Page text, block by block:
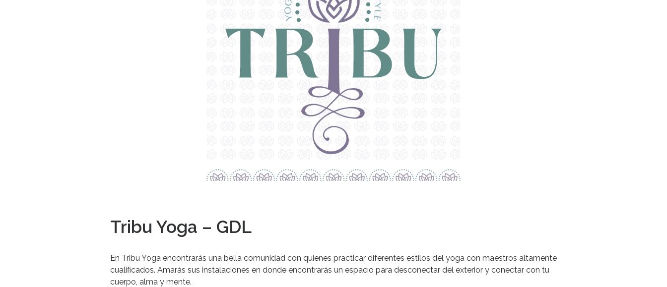
Tribu Yoga – GDL
En Tribu Yoga encontrarás una bella comunidad con quienes practicar diferentes estilos del yoga con maestros altamente
cualificados. Amarás sus instalaciones en donde encontrarás un espacio para desconectar del exterior y conectar con tu
cuerpo, alma y mente.